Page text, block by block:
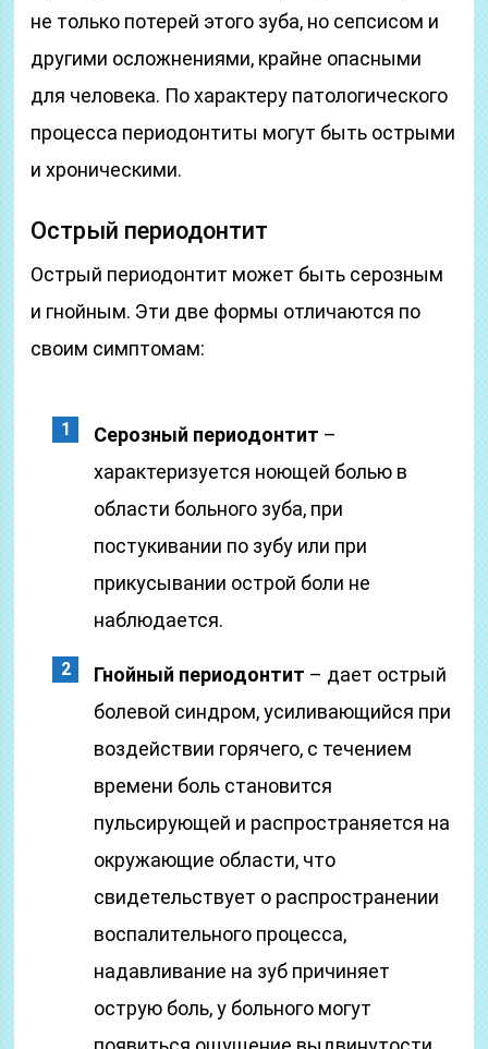
не только потерей этого зуба, но сепсисом и
другими осложнениями, крайне опасными
для человека. По характеру патологического
процесса периодонтиты могут быть острыми
и хроническими.
Острый периодонтит
Острый периодонтит может быть серозным
и гнойным. Эти две формы отличаются по
своим симптомам:
Серозный периодонтит –
характеризуется ноющей болью в
области больного зуба, при
постукивании по зубу или при
прикусывании острой боли не
наблюдается.
Гнойный периодонтит – дает острый
болевой синдром, усиливающийся при
воздействии горячего, с течением
времени боль становится
пульсирующей и распространяется на
окружающие области, что
свидетельствует о распространении
воспалительного процесса,
надавливание на зуб причиняет
острую боль, у больного могут